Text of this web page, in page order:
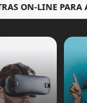
LINE PARA